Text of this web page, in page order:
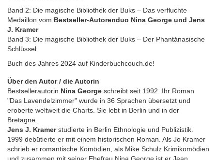
Band 2: Die magische Bibliothek der Buks – Das verfluchte
Medaillon vom Bestseller-Autorenduo Nina George und Jens
J. Kramer
Band 3: Die magische Bibliothek der Buks – Der Phantánasische
Schlüssel
Buch des Jahres 2024 auf Kinderbuchcouch.de!
Über den Autor / die Autorin
Bestsellerautorin Nina George schreibt seit 1992. Ihr Roman
"Das Lavendelzimmer" wurde in 36 Sprachen übersetzt und
eroberte weltweit die Charts. Sie lebt in Berlin und in der
Bretagne.
Jens J. Kramerstudierte in Berlin Ethnologie und Publizistik.
1999 debütierte er mit einem historischen Roman. Als Jo Kramer
schrieb er romantische Komödien, als Mike Schulz Krimikomödien